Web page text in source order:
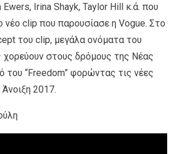
Irina Shayk, Taylor Hill κ.ά. που
νέο clip που παρουσίασε η Vogue. Στο
του clip, μεγάλα ονόματα του
στους δρόμους της Νέας
του “Freedom” φορώντας τις νέες
2017.